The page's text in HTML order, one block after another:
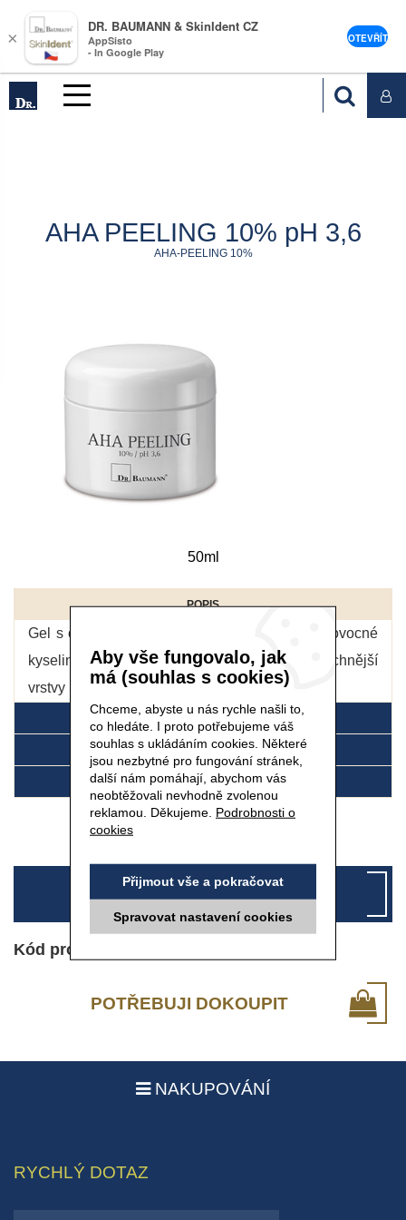
AHA PEELING 10% pH 3,6
AHA-PEELING 10%
50ml
POPIS
Gel s obsahem kyseliny glykolové (patří mezi ovocné
kyseliny „AHA“) pro peeling zrohovatělé nejvrchnější
vrstvy pokožky.více
DETAIL
SLOŽENÍ
POUŽITÍ
Kód produktu: 2100
POTŘEBUJI DOKOUPIT
NELZE
NAKUPOVÁNÍ
RYCHLÝ DOTAZ
Aby vše fungovalo, jak
má (souhlas s cookies)
Chceme, abyste u nás rychle našli to,
co hledáte. I proto potřebujeme váš
souhlas s ukládáním cookies. Některé
jsou nezbytné pro fungování stránek,
další nám pomáhají, abychom vás
neobtěžovali nevhodně zvolenou
reklamou. Děkujeme. Podrobnosti o
cookies
Spravovat nastavení cookies
Přijmout vše a pokračovat
×
DR. BAUMANN & SkinIdent CZ
AppSisto
- In Google Play
OTEVŘÍT